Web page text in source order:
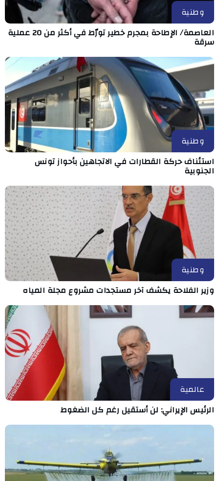
وطنية
العاصمة/ الإطاحة بمجرم خطير تورّط في أكثر من 20 عملية
سرقة
وطنية
استئناف حركة القطارات في الاتجاهين بأحواز تونس
الجنوبية
وطنية
وزير الفلاحة يكشف آخر مستجدات مشروع مجلة المياه
عالمية
الرئيس الإيراني: لن أستقيل رغم كل الضغوط